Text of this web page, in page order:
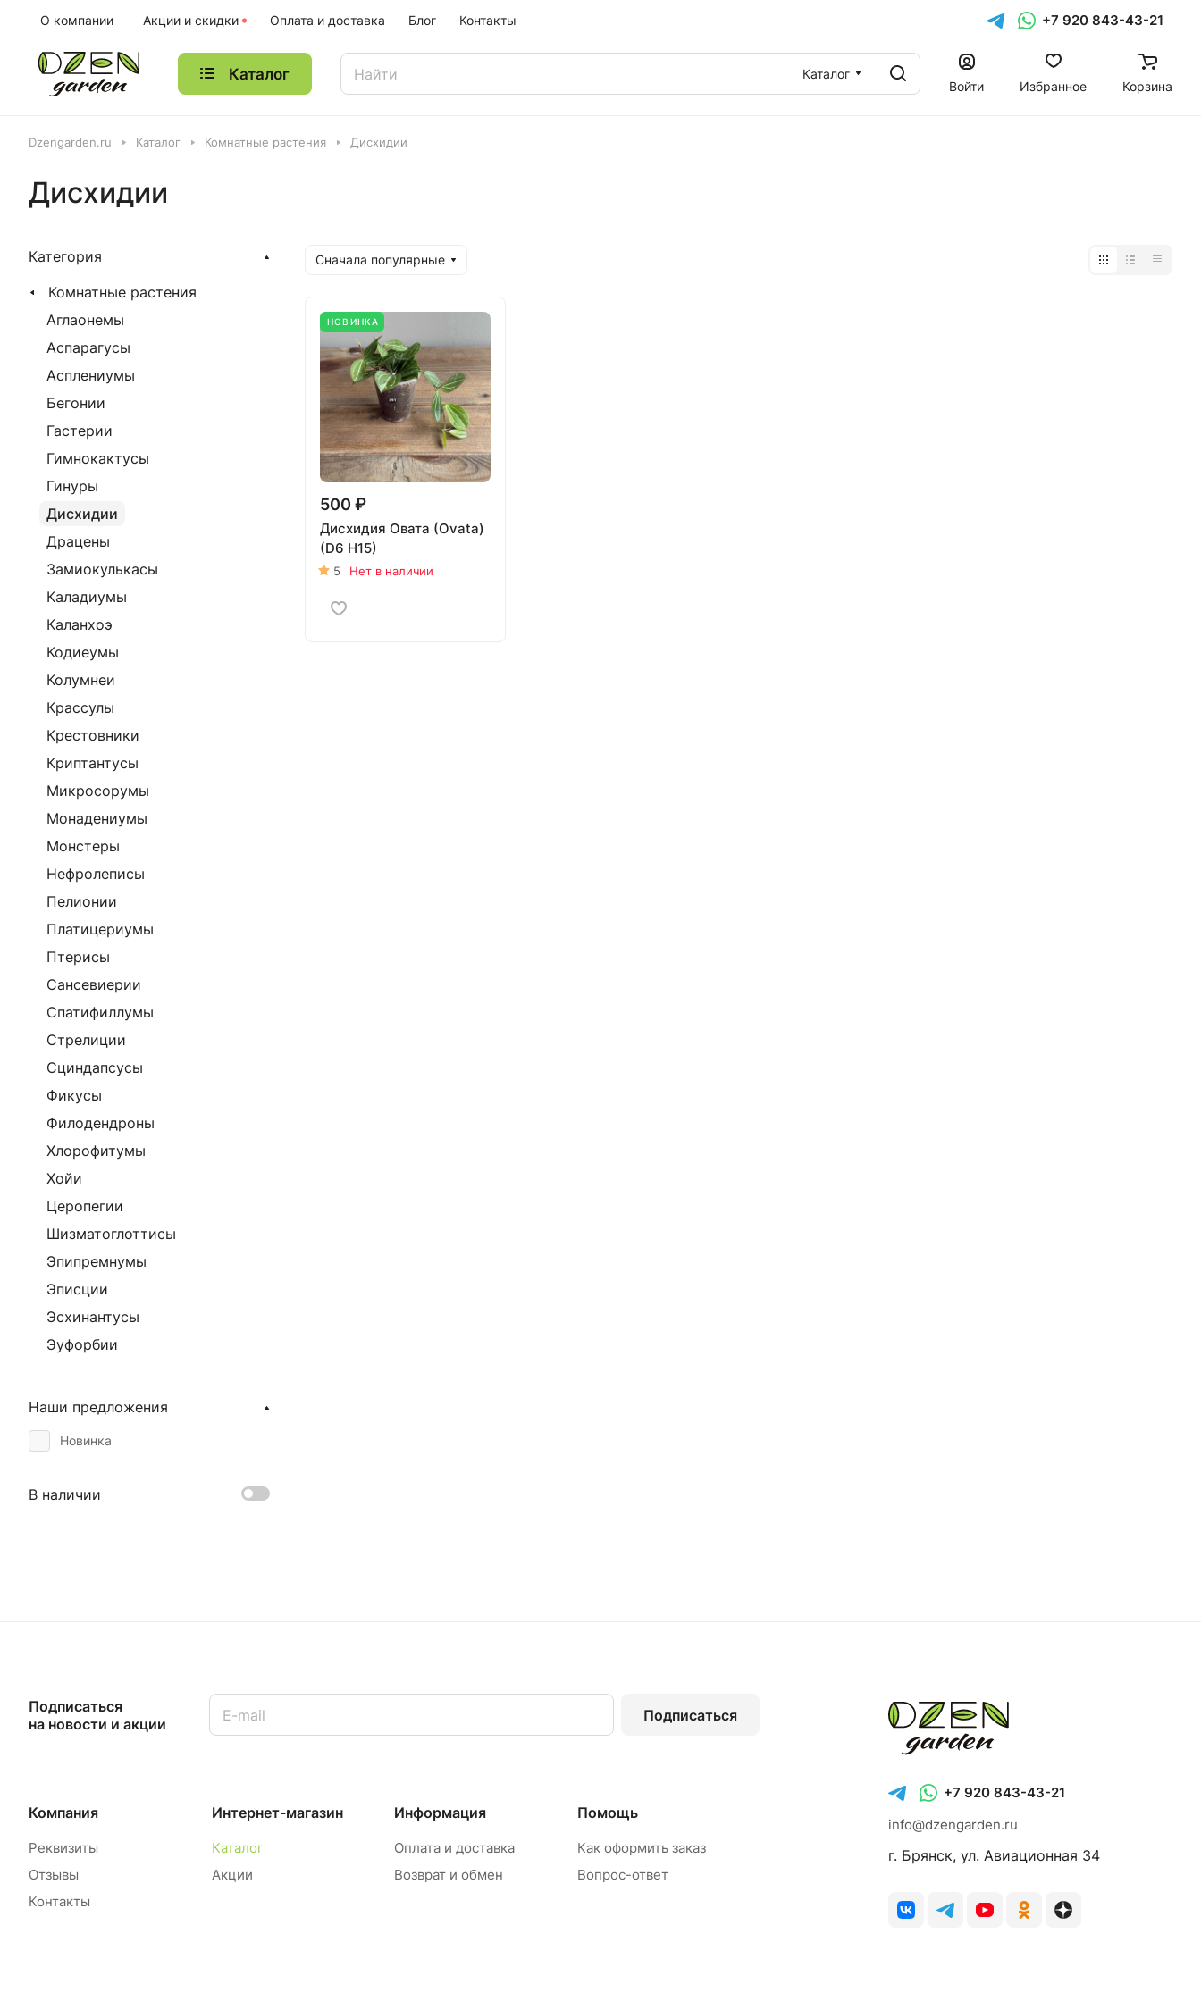
О компании Акции и скидки Оплата и доставка Блог Контакты +7 920 843-43-21
Каталог
Каталог
Войти
Избранное Корзина
Dzengarden.ru Каталог Комнатные растения Дисхидии
Дисхидии
Сначала популярные
НОВИНКА
500 ₽
Дисхидия Овата (Ovata)
(D6 H15)
5 Нет в наличии
Категория
Комнатные растения
Аглаонемы
Аспарагусы
Асплениумы
Бегонии
Гастерии
Гимнокактусы
Гинуры
Дисхидии
Драцены
Замиокулькасы
Каладиумы
Каланхоэ
Кодиеумы
Колумнеи
Крассулы
Крестовники
Криптантусы
Микросорумы
Монадениумы
Монстеры
Нефролеписы
Пелионии
Платицериумы
Птерисы
Сансевиерии
Спатифиллумы
Стрелиции
Сциндапсусы
Фикусы
Филодендроны
Хлорофитумы
Хойи
Церопегии
Шизматоглоттисы
Эпипремнумы
Эписции
Эсхинантусы
Эуфорбии
Наши предложения
Новинка
В наличии
Подписаться
на новости и акции
Подписаться
Компания
Реквизиты
Отзывы
Контакты
Интернет-магазин
Каталог
Акции
Информация
Оплата и доставка
Возврат и обмен
Помощь
Как оформить заказ
Вопрос-ответ
+7 920 843-43-21
info@dzengarden.ru
г. Брянск, ул. Авиационная 34